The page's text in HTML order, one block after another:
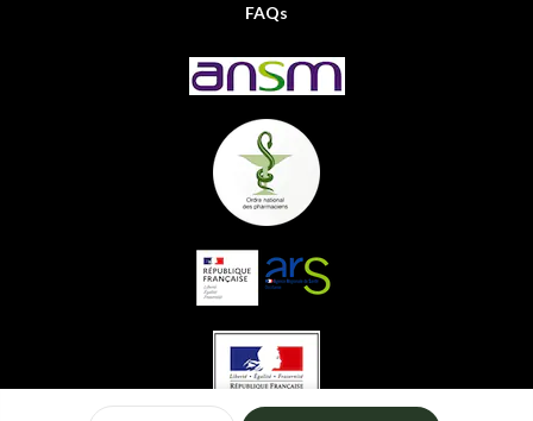
FAQs